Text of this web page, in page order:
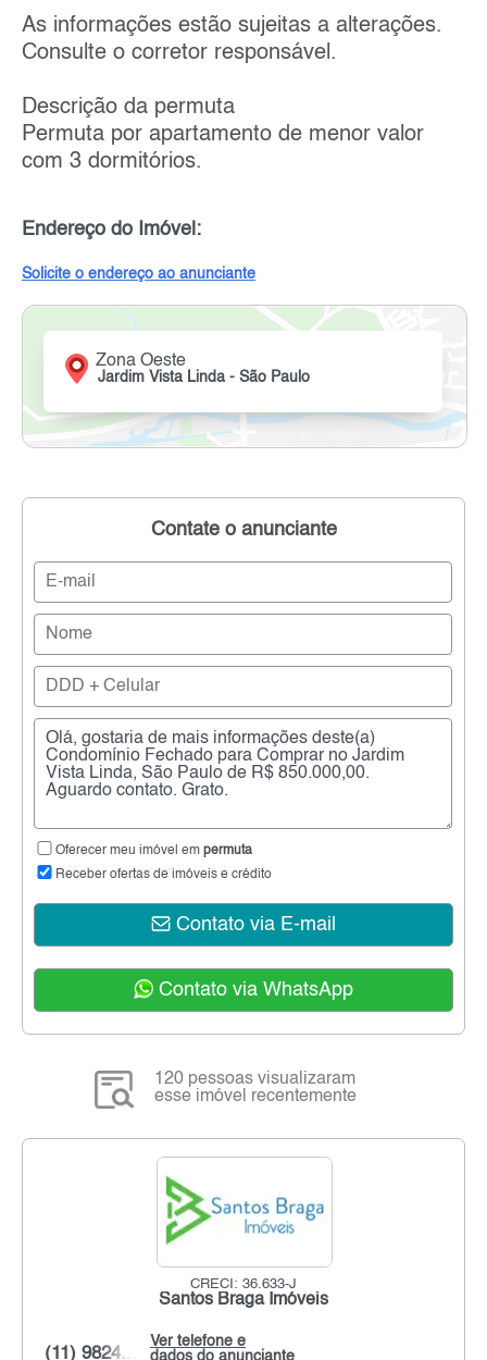
As informações estão sujeitas a alterações.
Consulte o corretor responsável.
Descrição da permuta
Permuta por apartamento de menor valor
com 3 dormitórios.
Endereço do Imóvel:
Solicite o endereço ao anunciante
Zona Oeste
Jardim Vista Linda - São Paulo
Contate o anunciante
Oferecer meu imóvel em permuta
Receber ofertas de imóveis e crédito
Contato via E-mail
Contato via WhatsApp
120 pessoas visualizaram
esse imóvel recentemente
CRECI: 36.633-J
Santos Braga Imóveis
Ver telefone e
(11) 9824...